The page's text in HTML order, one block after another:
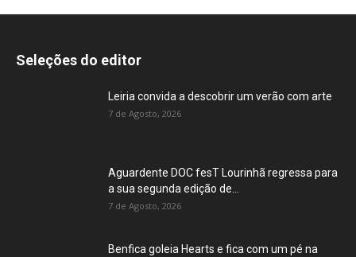
Seleções do editor
Leiria convida a descobrir um verão com arte
7 de Agosto, 2026
Aguardente DOC fesT Lourinhã regressa para
a sua segunda edição de...
7 de Agosto, 2026
Benfica goleia Hearts e fica com um pé na